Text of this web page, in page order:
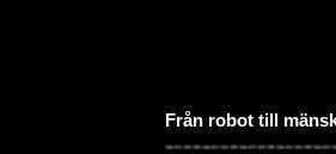
Från robot till